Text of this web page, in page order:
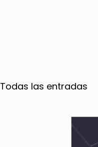
Todas las entradas
Convocatorias